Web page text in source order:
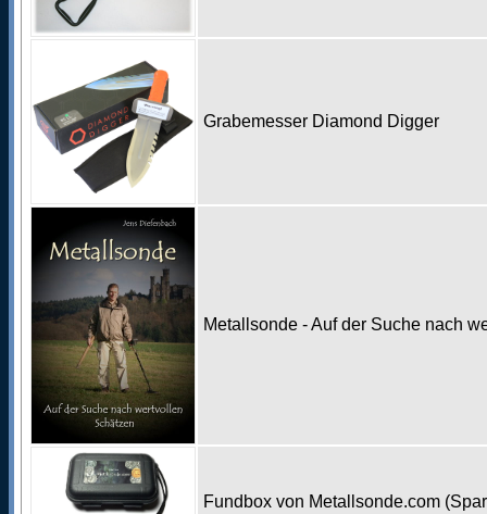
Grabemesser Diamond Digger
Metallsonde - Auf der Suche nach
Fundbox von Metallsonde.com